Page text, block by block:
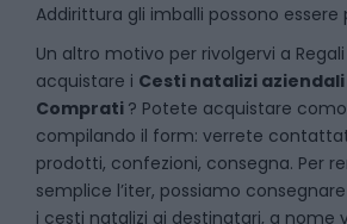
Addirittura gli imballi possono essere
Un altro motivo per rivolgervi a
acquistare i Cesti natalizi aziendali
Comprati ? Potete acquistare
compilando il form: verrete
prodotti, confezioni, consegna. Per
semplice l’iter, possiamo
i cesti natalizi ai destinatari, a nome